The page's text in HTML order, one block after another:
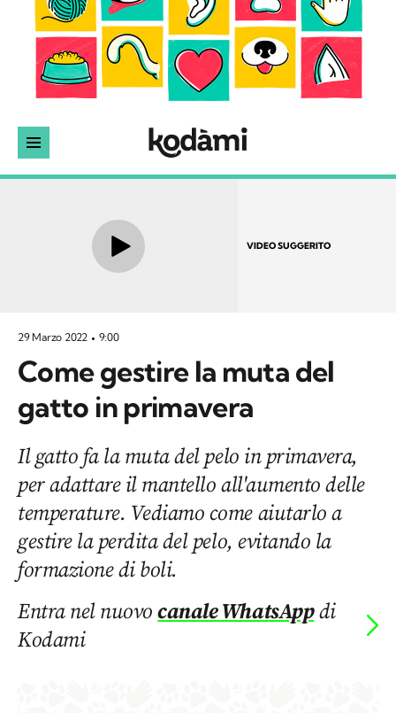
VIDEO SUGGERITO
29 Marzo 2022 9:00
Come gestire la muta del
gatto in primavera
Il gatto fa la muta del pelo in primavera,
per adattare il mantello all'aumento delle
temperature. Vediamo come aiutarlo a
gestire la perdita del pelo, evitando la
formazione di boli.
Entra nel nuovocanale WhatsAppdi
Kodami